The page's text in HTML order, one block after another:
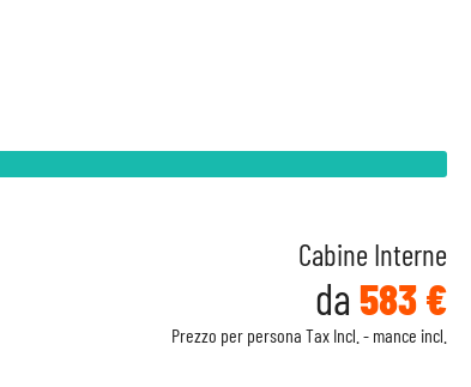
Cabine Interne
da 583 €
Prezzo per persona Tax Incl. - mance incl.